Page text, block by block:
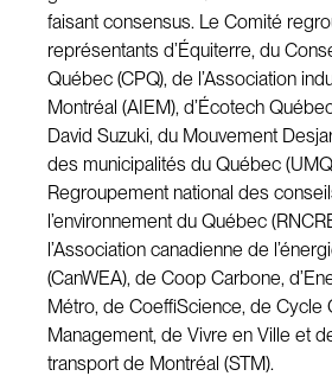
faisant consensus. Le Comité
représentants d’Équiterre, du
Québec (CPQ), de l’Association
Montréal (AIEM), d’Écotech
David Suzuki, du Mouvement
des municipalités du Québec
Regroupement national des
l’environnement du Québec
l’Association canadienne de
(CanWEA), de Coop Carbone,
Métro, de CoeffiScience, de Cycle
Management, de Vivre en Ville et
transport de Montréal (STM).